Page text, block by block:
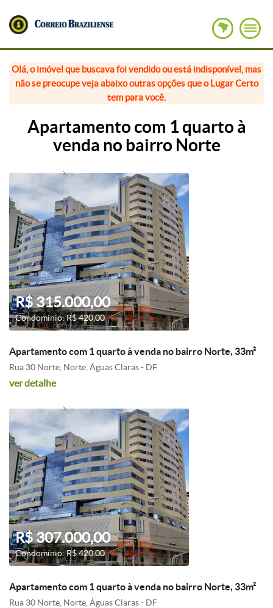
Olá, o imóvel que buscava foi vendido ou está indisponível, mas
não se preocupe veja abaixo outras opções que o Lugar Certo
tem para você.
Apartamento com 1 quarto à
venda no bairro Norte
R$ 315.000,00
Condomínio: R$ 420,00
Apartamento com 1 quarto à venda no bairro Norte, 33m²
Rua 30 Norte, Norte, Águas Claras - DF
ver detalhe
R$ 307.000,00
Condomínio: R$ 420,00
Apartamento com 1 quarto à venda no bairro Norte, 33m²
Rua 30 Norte, Norte, Águas Claras - DF